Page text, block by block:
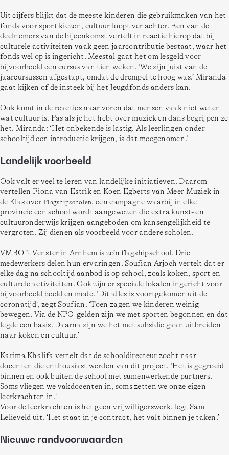
Uit cijfers blijkt dat de meeste kinderen die gebruikmaken van het
fonds voor sport kiezen, cultuur loopt ver achter. Een van de
deelnemers van de bijeenkomst vertelt in reactie hierop dat bij
culturele activiteiten vaak geen jaarcontributie bestaat, waar het
fonds wel op is ingericht. Meestal gaat het om lesgeld voor
bijvoorbeeld een cursus van tien weken. ‘We zijn juist van de
jaarcursussen afgestapt, omdat de drempel te hoog was.’ Miranda
gaat kijken of de insteek bij het Jeugdfonds anders kan.
Ook komt in de reacties naar voren dat mensen vaak niet weten
wat cultuur is. Pas als je het hebt over muziek en dans begrijpen ze
het. Miranda: ‘Het onbekende is lastig. Als leerlingen onder
schooltijd een introductie krijgen, is dat meegenomen.’
Landelijk voorbeeld
Ook valt er veel te leren van landelijke initiatieven. Daarom
vertellen Fiona van Estrik en Koen Egberts van Meer Muziek in
de Klas over Flagshipscholen, een campagne waarbij in elke
provincie een school wordt aangewezen die extra kunst- en
cultuuronderwijs krijgen aangeboden om kansengelijkheid te
vergroten. Zij dienen als voorbeeld voor andere scholen.
VMBO ’t Venster in Arnhem is zo’n flagshipschool. Drie
medewerkers delen hun ervaringen. Soufian Arjoch vertelt dat er
elke dag na schooltijd aanbod is op school, zoals koken, sport en
culturele activiteiten. Ook zijn er speciale lokalen ingericht voor
bijvoorbeeld beeld en mode. ‘Dit alles is voortgekomen uit de
coronatijd’, zegt Soufian. ‘Toen zagen we kinderen weinig
bewegen. Via de NPO-gelden zijn we met sporten begonnen en dat
legde een basis. Daarna zijn we het met subsidie gaan uitbreiden
naar koken en cultuur.’
Karima Khalifa vertelt dat de schooldirecteur zocht naar
docenten die enthousiast werden van dit project. ‘Het is gegroeid
binnen en ook buiten de school met samenwerkende partners.
Soms vliegen we vakdocenten in, soms zetten we onze eigen
leerkrachten in.’
Voor de leerkrachten is het geen vrijwilligerswerk, legt Sam
Lelieveld uit. ‘Het staat in je contract, het valt binnen je taken.’
Nieuwe randvoorwaarden